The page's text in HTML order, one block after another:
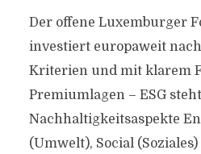
Der offene Luxemburger
investiert europaweit
Kriterien und mit klarem
Premiumlagen – ESG
Nachhaltigkeitsaspekte
(Umwelt), Social